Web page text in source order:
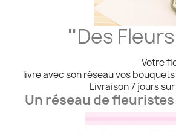
"Des
Votre
livre avec son réseau vos
Livraison 7 jours
Un réseau de